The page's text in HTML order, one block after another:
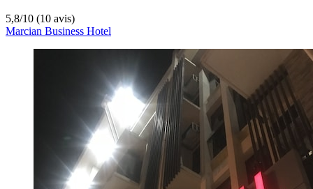
5,8/10 (10 avis)
Marcian Business Hotel